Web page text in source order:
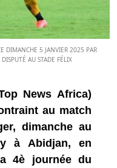
DIMANCHE 5 JANVIER 2025 PAR
AU STADE FÉLIX
News Africa)
au match
dimanche au
à Abidjan, en
4è journée du